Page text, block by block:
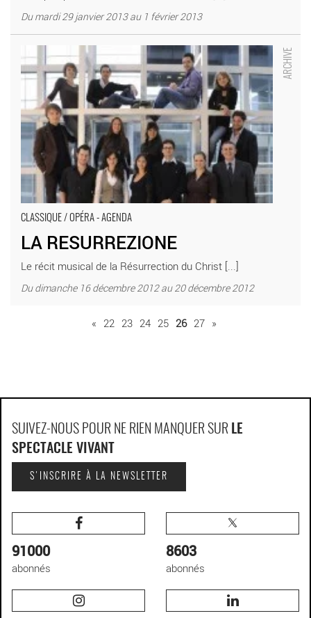
Du mardi 29 janvier 2013 au 1 février 2013
CLASSIQUE / OPÉRA - AGENDA
LA RESURREZIONE
Le récit musical de la Résurrection du Christ [...]
Du dimanche 16 décembre 2012 au 20 décembre 2012
LA RESURREZIONE - Critique sortie Classique / Opéra
Suresnes _Théâtre de Suresnes
« 22 23 24 25 26 27 »
SUIVEZ-NOUS POUR NE RIEN MANQUER SUR LE
SPECTACLE VIVANT
S'INSCRIRE À LA NEWSLETTER
91000
abonnés
8603
abonnés